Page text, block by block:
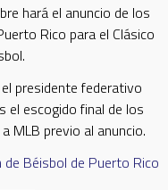
hará el anuncio de los
Rico para el Clásico
presidente federativo
el escogido final de los
MLB previo al anuncio.
de Béisbol de Puerto Rico